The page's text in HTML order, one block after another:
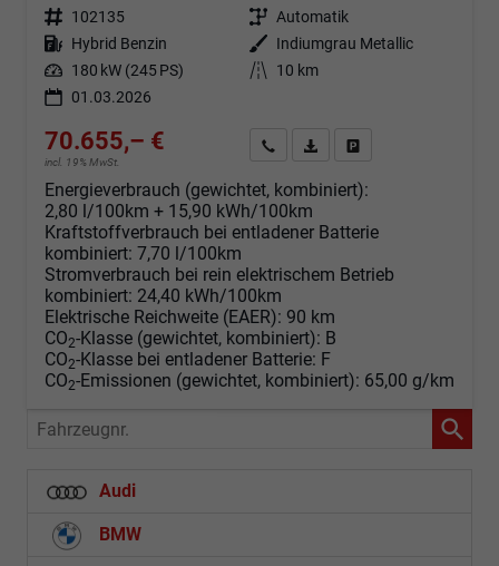
Fahrzeugnr. 102135 Getriebe Automatik
Kraftstoff Hybrid Benzin Außenfarbe
Indiumgrau Metallic
Leistung 180 kW (245 PS) Kilometerstand
10 km
01.03.2026
70.655,– €
incl. 19% MwSt.
Angebot anfordern
Fahrzeugexpose (PDF)
Energieverbrauch (gewichtet, kombiniert):
2,80 l/100km + 15,90 kWh/100km
Kraftstoffverbrauch bei entladener Batterie
kombiniert: 7,70 l/100km
Stromverbrauch bei rein elektrischem Betrieb
kombiniert: 24,40 kWh/100km
Elektrische Reichweite (EAER): 90 km
CO2-Klasse (gewichtet, kombiniert): B
CO2-Klasse bei entladener Batterie: F
CO2-Emissionen (gewichtet, kombiniert): 65,00 g/km
Fahrzeugnr.
Audi
BMW